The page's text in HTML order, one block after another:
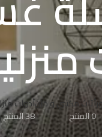
أثاث مكتبي و خزن
0 المنتج
أدوات
38 المنتج